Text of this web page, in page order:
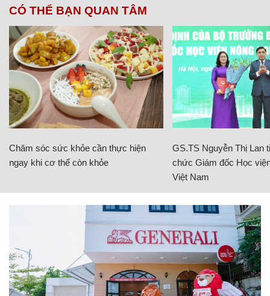
CÓ THỂ BẠN QUAN TÂM
Chăm sóc sức khỏe cần thực hiện
ngay khi cơ thể còn khỏe
GS.TS Nguyễn Thị Lan
chức Giám đốc Học
Việt Nam